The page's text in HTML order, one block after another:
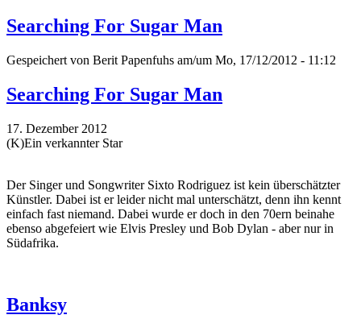
Searching For Sugar Man
Gespeichert von Berit Papenfuhs am/um Mo, 17/12/2012 - 11:12
Searching For Sugar Man
17. Dezember 2012
(K)Ein verkannter Star
Der Singer und Songwriter Sixto Rodriguez ist kein überschätzter
Künstler. Dabei ist er leider nicht mal unterschätzt, denn ihn kennt
einfach fast niemand. Dabei wurde er doch in den 70ern beinahe
ebenso abgefeiert wie Elvis Presley und Bob Dylan - aber nur in
Südafrika.
Banksy